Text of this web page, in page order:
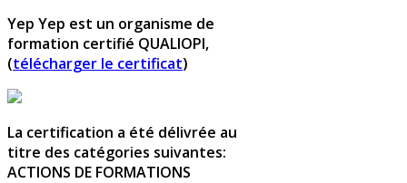
Yep Yep est un organisme de
formation certifié QUALIOPI,
(télécharger le certificat)
La certification a été délivrée au
titre des catégories suivantes:
ACTIONS DE FORMATIONS